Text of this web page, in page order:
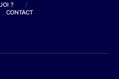
?
/
CONTACT